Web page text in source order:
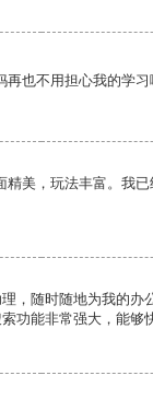
也不用担心我的学习
精美，玩法丰富。我
，随时随地为我的办
功能非常强大，能够